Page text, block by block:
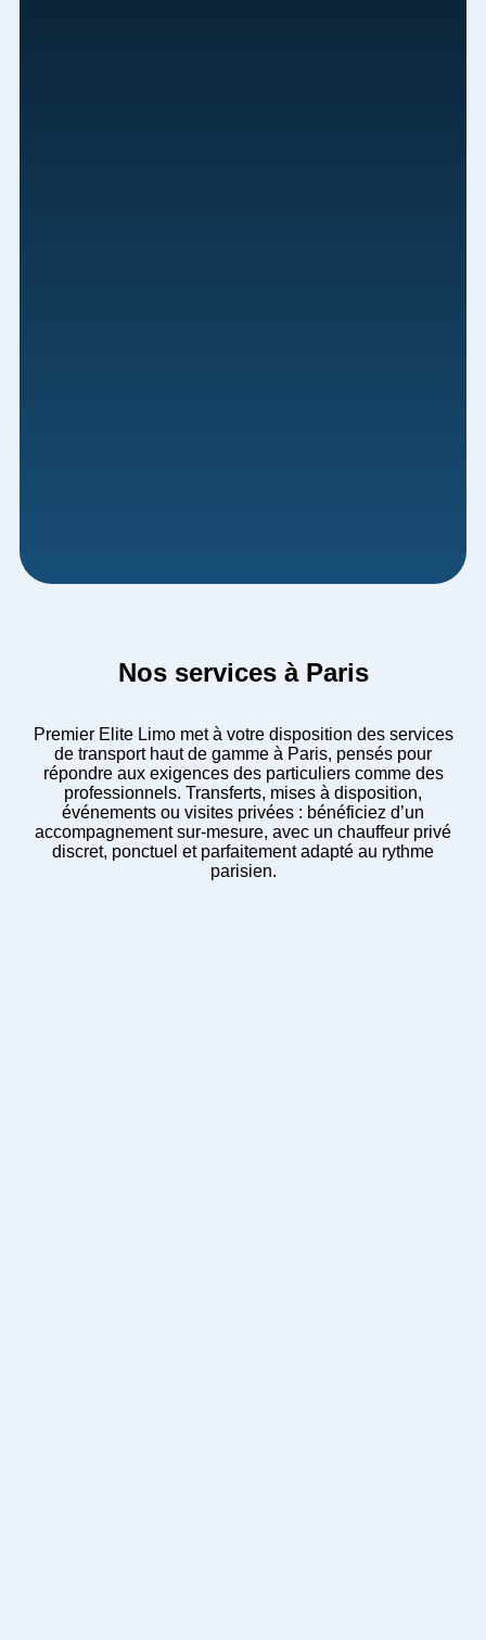
Nos services à Paris
Premier Elite Limo met à votre disposition des services
de transport haut de gamme à Paris, pensés pour
répondre aux exigences des particuliers comme des
professionnels. Transferts, mises à disposition,
événements ou visites privées : bénéficiez d’un
accompagnement sur-mesure, avec un chauffeur privé
discret, ponctuel et parfaitement adapté au rythme
parisien.